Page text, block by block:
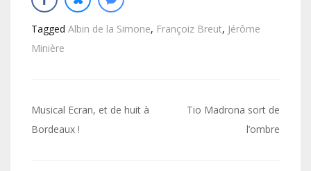
Tagged Albin de la Simone, Françoiz Breut, Jérôme
Minière
Navigation
de
Musical Ecran, et de huit à
Bordeaux !
Tio Madrona sort de
l’ombre